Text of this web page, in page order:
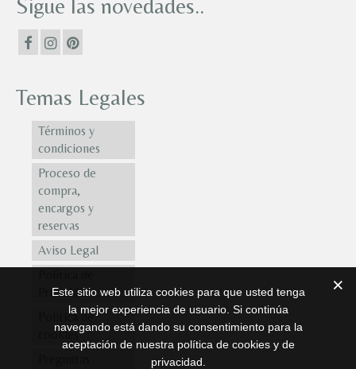
Sigue las novedades..
Temas Legales
Términos y
condiciones
Proceso de
compra,
encargos y
reservas
Aviso Legal
Privacidad
Política de
cookies
Este sitio web utiliza cookies para que usted tenga
la mejor experiencia de usuario. Si continúa
navegando está dando su consentimiento para la
aceptación de nuestra política de cookies y de
privacidad.